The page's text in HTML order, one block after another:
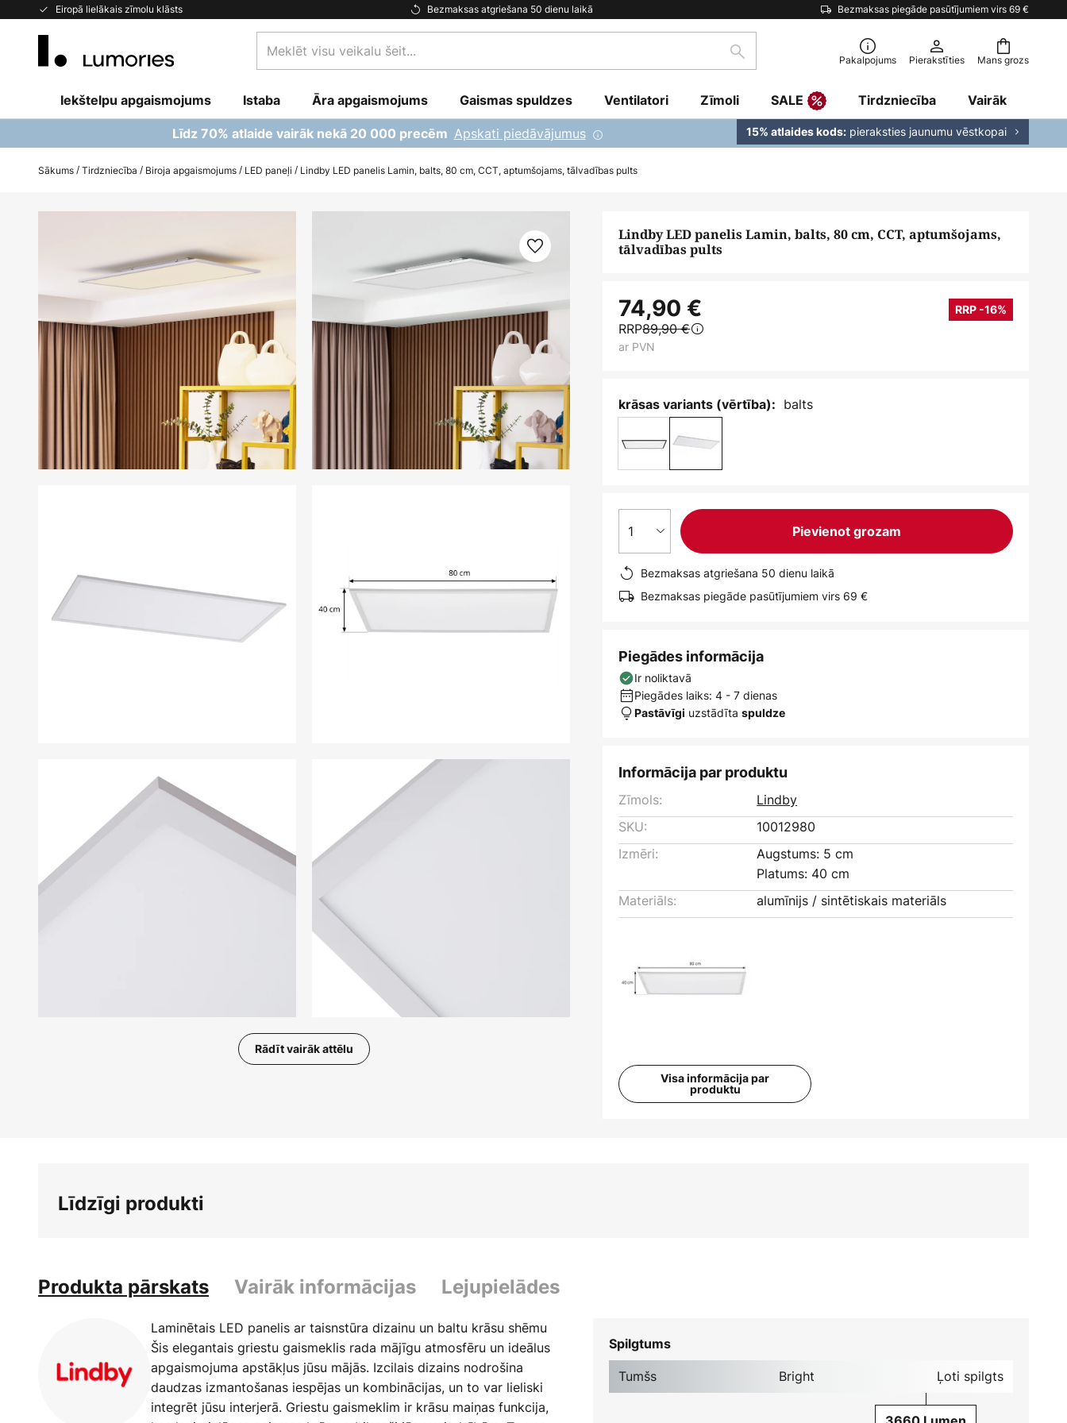
Eiropā lielākais zīmolu klāsts Bezmaksas atgriešana 50 dienu laikā Bezmaksas piegāde pasūtījumiem virs 69 €
Skip
Mans grozs
visu
šeit...
Meklēšana Pakalpojums Pierakstīties
Iekštelpu apgaismojums Istaba Āra apgaismojums Gaismas spuldzes Ventilatori Zīmoli SALE Tirdzniecība Vairāk
Līdz 70% atlaide vairāk nekā 20 000 precēm Apskati piedāvājumus 15% atlaides kods: pieraksties jaunumu vēstkopai
Sākums Tirdzniecība Biroja apgaismojums LED paneļi Lindby LED panelis Lamin, balts, 80 cm, CCT, aptumšojams, tālvadības pults
beigām
Rādīt vairāk attēlu
Lindby LED panelis Lamin, balts, 80 cm, CCT, aptumšojams,
tālvadības pults
74,90 € RRP -16%
RRP89,90 €
ar PVN
krāsas variants (vērtība): balts
1 Pievienot grozam
Bezmaksas atgriešana 50 dienu laikā
Bezmaksas piegāde pasūtījumiem virs 69 €
Piegādes informācija
Ir noliktavā
Piegādes laiks: 4 - 7 dienas
Pastāvīgi uzstādītaspuldze
Informācija par produktu
Zīmols:
Lindby
SKU:
10012980
Izmēri:
Augstums: 5 cm
Platums: 40 cm
Materiāls:
alumīnijs / sintētiskais materiāls
Visa informācija par
produktu
Līdzīgi produkti
Produkta pārskats Vairāk informācijas Lejupielādes
Laminētais LED panelis ar taisnstūra dizainu un baltu krāsu shēmu
Šis elegantais griestu gaismeklis rada mājīgu atmosfēru un ideālus
apgaismojuma apstākļus jūsu mājās. Izcilais dizains nodrošina
daudzas izmantošanas iespējas un kombinācijas, un to var lieliski
integrēt jūsu interjerā. Griestu gaismeklim ir krāsu maiņas funkcija,
Spilgtums
Tumšs Bright Ļoti spilgts